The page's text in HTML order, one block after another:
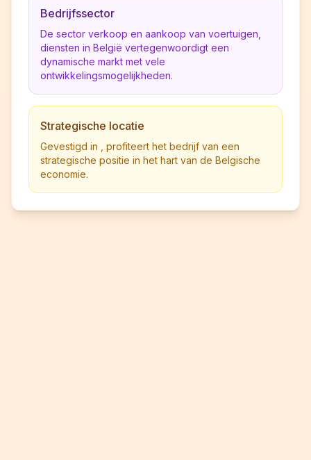
Bedrijfssector
De sector verkoop en aankoop van voertuigen,
diensten in België vertegenwoordigt een
dynamische markt met vele
ontwikkelingsmogelijkheden.
Strategische locatie
Gevestigd in , profiteert het bedrijf van een
strategische positie in het hart van de Belgische
economie.